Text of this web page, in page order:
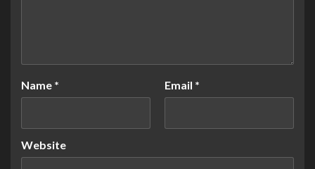
Name * Email *
Website